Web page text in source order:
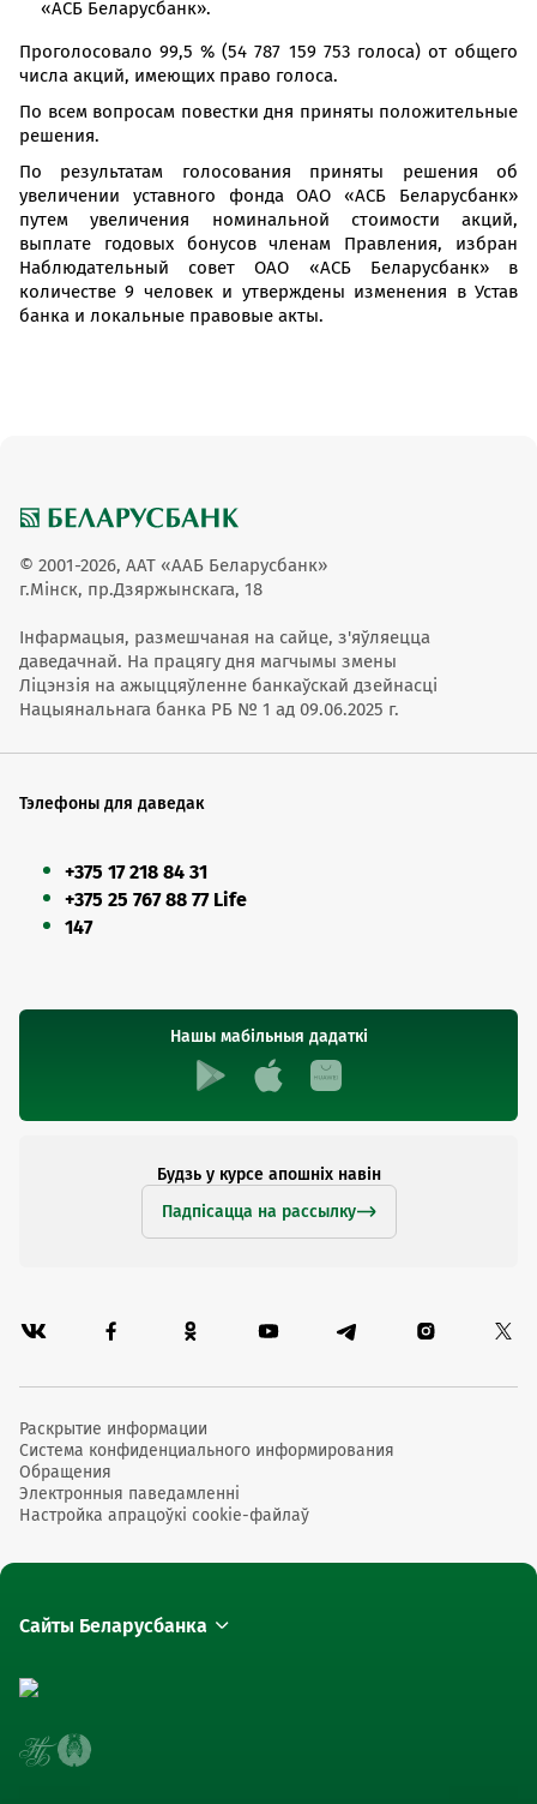
«АСБ Беларусбанк».
Проголосовало 99,5 % (54 787 159 753 голоса) от общего
числа акций, имеющих право голоса.
По всем вопросам повестки дня приняты положительные
решения.
По результатам голосования приняты решения об
увеличении уставного фонда ОАО «АСБ Беларусбанк»
путем увеличения номинальной стоимости акций,
выплате годовых бонусов членам Правления, избран
Наблюдательный совет ОАО «АСБ Беларусбанк» в
количестве 9 человек и утверждены изменения в Устав
банка и локальные правовые акты.
© 2001-2026, ААТ «ААБ Беларусбанк»
г.Мінск, пр.Дзяржынскага, 18
Інфармацыя, размешчаная на сайце, з'яўляецца
даведачнай. На працягу дня магчымы змены
Ліцэнзія на ажыццяўленне банкаўскай дзейнасці
Нацыянальнага банка РБ № 1 ад 09.06.2025 г.
Тэлефоны для даведак
+375 17 218 84 31
+375 25 767 88 77 Life
147
Нашы мабільныя дадаткі
Будзь у курсе апошніх навін
Падпісацца на рассылку
Раскрытие информации
Система конфиденциального информирования
Обращения
Электронныя паведамленні
Настройка апрацоўкі cookie-файлаў
Сайты Беларусбанка